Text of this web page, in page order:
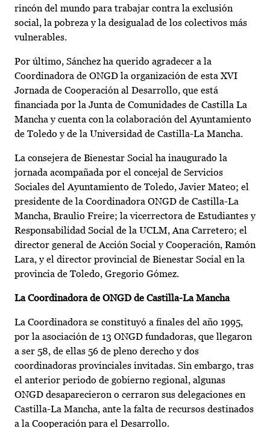
rincón del mundo para trabajar contra la exclusión
social, la pobreza y la desigualad de los colectivos más
vulnerables.
Por último, Sánchez ha querido agradecer a la
Coordinadora de ONGD la organización de esta XVI
Jornada de Cooperación al Desarrollo, que está
financiada por la Junta de Comunidades de Castilla La
Mancha y cuenta con la colaboración del Ayuntamiento
de Toledo y de la Universidad de Castilla-La Mancha.
La consejera de Bienestar Social ha inaugurado la
jornada acompañada por el concejal de Servicios
Sociales del Ayuntamiento de Toledo, Javier Mateo; el
presidente de la Coordinadora ONGD de Castilla-La
Mancha, Braulio Freire; la vicerrectora de Estudiantes y
Responsabilidad Social de la UCLM, Ana Carretero; el
director general de Acción Social y Cooperación, Ramón
Lara, y el director provincial de Bienestar Social en la
provincia de Toledo, Gregorio Gómez.
La Coordinadora de ONGD de Castilla-La Mancha
La Coordinadora se constituyó a finales del año 1995,
por la asociación de 13 ONGD fundadoras, que llegaron
a ser 58, de ellas 56 de pleno derecho y dos
coordinadoras provinciales invitadas. Sin embargo, tras
el anterior periodo de gobierno regional, algunas
ONGD desaparecieron o cerraron sus delegaciones en
Castilla-La Mancha, ante la falta de recursos destinados
a la Cooperación para el Desarrollo.